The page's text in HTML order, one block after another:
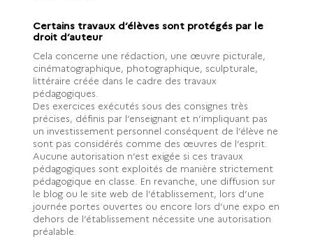
Certains travaux d’élèves sont protégés par le
droit d’auteur
Cela concerne une rédaction, une œuvre picturale,
cinématographique, photographique, sculpturale,
littéraire créée dans le cadre des travaux
pédagogiques.
Des exercices exécutés sous des consignes très
précises, définis par l’enseignant et n’impliquant pas
un investissement personnel conséquent de l’élève ne
sont pas considérés comme des œuvres de l’esprit.
Aucune autorisation n’est exigée si ces travaux
pédagogiques sont exploités de manière strictement
pédagogique en classe. En revanche, une diffusion sur
le blog ou le site web de l’établissement, lors d’une
journée portes ouvertes ou encore lors d’une expo en
dehors de l’établissement nécessite une autorisation
préalable.